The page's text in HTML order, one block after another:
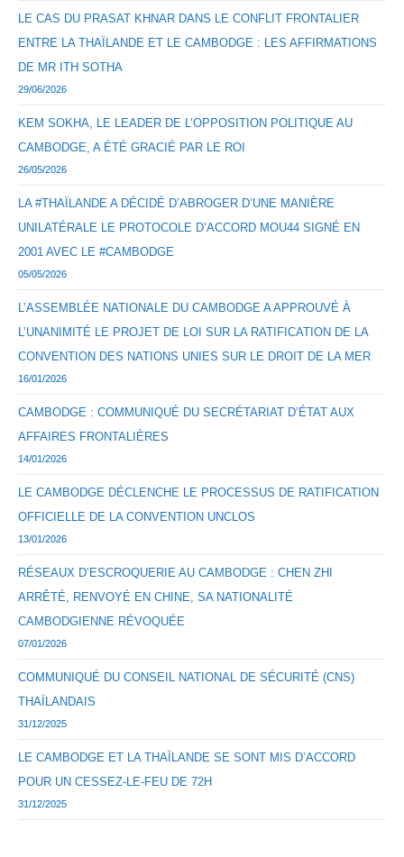
LE CAS DU PRASAT KHNAR DANS LE CONFLIT FRONTALIER
ENTRE LA THAÏLANDE ET LE CAMBODGE : LES AFFIRMATIONS
DE MR ITH SOTHA
29/06/2026
KEM SOKHA, LE LEADER DE L’OPPOSITION POLITIQUE AU
CAMBODGE, A ÉTÉ GRACIÉ PAR LE ROI
26/05/2026
LA #THAÏLANDE A DÉCIDÉ D’ABROGER D’UNE MANIÈRE
UNILATÉRALE LE PROTOCOLE D’ACCORD MOU44 SIGNÉ EN
2001 AVEC LE #CAMBODGE
05/05/2026
L’ASSEMBLÉE NATIONALE DU CAMBODGE A APPROUVÉ À
L’UNANIMITÉ LE PROJET DE LOI SUR LA RATIFICATION DE LA
CONVENTION DES NATIONS UNIES SUR LE DROIT DE LA MER
16/01/2026
CAMBODGE : COMMUNIQUÉ DU SECRÉTARIAT D’ÉTAT AUX
AFFAIRES FRONTALIÈRES
14/01/2026
LE CAMBODGE DÉCLENCHE LE PROCESSUS DE RATIFICATION
OFFICIELLE DE LA CONVENTION UNCLOS
13/01/2026
RÉSEAUX D’ESCROQUERIE AU CAMBODGE : CHEN ZHI
ARRÊTÉ, RENVOYÉ EN CHINE, SA NATIONALITÉ
CAMBODGIENNE RÉVOQUÉE
07/01/2026
COMMUNIQUÉ DU CONSEIL NATIONAL DE SÉCURITÉ (CNS)
THAÏLANDAIS
31/12/2025
LE CAMBODGE ET LA THAÏLANDE SE SONT MIS D’ACCORD
POUR UN CESSEZ-LE-FEU DE 72H
31/12/2025